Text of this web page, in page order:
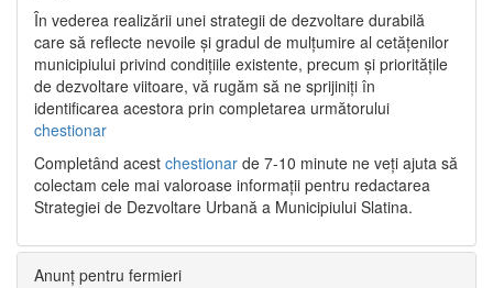
În vederea realizării unei strategii de dezvoltare durabilă
care să reflecte nevoile și gradul de mulțumire al cetățenilor
municipiului privind condițiile existente, precum și prioritățile
de dezvoltare viitoare, vă rugăm să ne sprijiniți în
identificarea acestora prin completarea următorului
chestionar
Completând acest chestionar de 7-10 minute ne veți ajuta să
colectam cele mai valoroase informații pentru redactarea
Strategiei de Dezvoltare Urbană a Municipiului Slatina.
Anunț pentru fermieri